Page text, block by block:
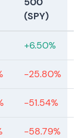
zuvor
Story
Case,
von
(SPY)
+6.50%
-25.80%
-51.54%
-58.79%